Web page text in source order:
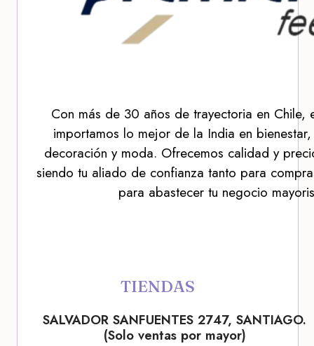
Con más de 30 años de trayectoria en Chile,
importamos lo mejor de la India en
decoración y moda. Ofrecemos calidad y
siendo tu aliado de confianza tanto para
para abastecer tu negocio
TIENDAS
SALVADOR SANFUENTES 2747, SANTIAGO.
(Solo ventas por mayor)